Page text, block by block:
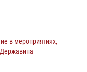
203 выезда на
в мероприятиях,